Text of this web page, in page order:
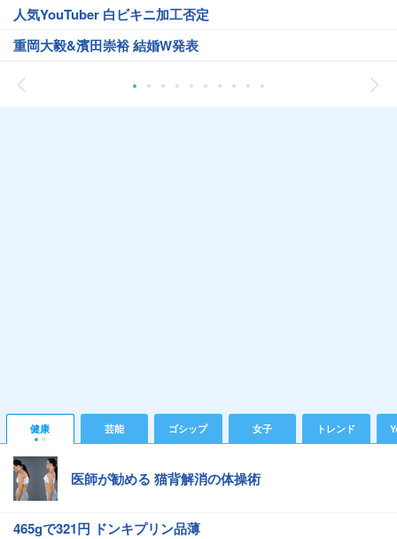
人気YouTuber 白ビキニ加工否定
重岡大毅&濱田崇裕 結婚W発表
健康 芸能 ゴシップ 女子 トレンド
医師が勧める 猫背解消の体操術
465gで321円 ドンキプリン品薄